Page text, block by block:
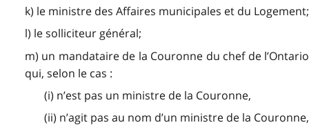
k) le ministre des Affaires municipales et du Logement;
l) le solliciteur général;
m) un mandataire de la Couronne du chef de l’Ontario
qui, selon le cas :
(i) n’est pas un ministre de la Couronne,
(ii) n’agit pas au nom d’un ministre de la Couronne,